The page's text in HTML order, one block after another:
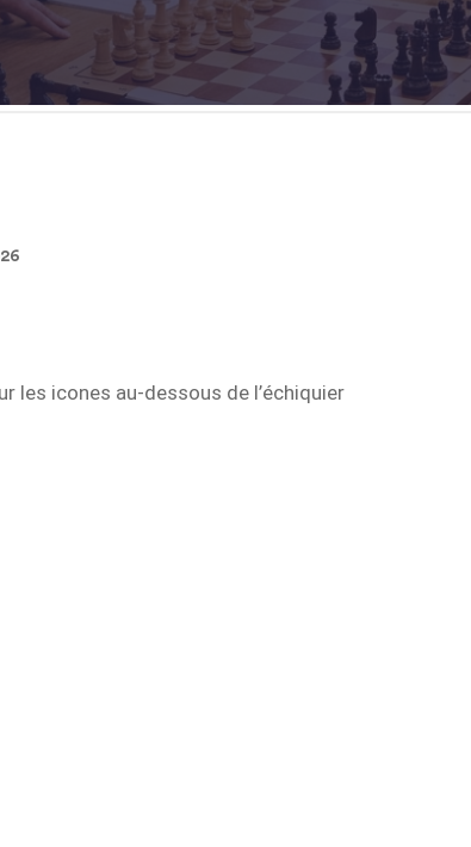
les icones au-dessous de l’échiquier